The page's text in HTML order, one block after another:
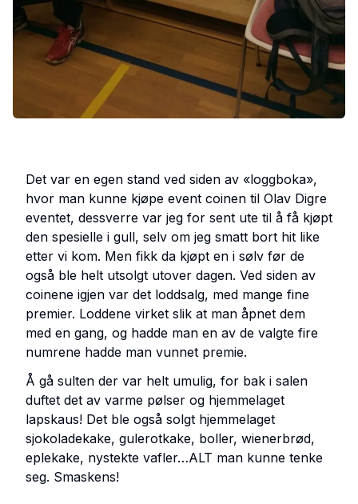
Det var en egen stand ved siden av «loggboka»,
hvor man kunne kjøpe event coinen til Olav Digre
eventet, dessverre var jeg for sent ute til å få kjøpt
den spesielle i gull, selv om jeg smatt bort hit like
etter vi kom. Men fikk da kjøpt en i sølv før de
også ble helt utsolgt utover dagen. Ved siden av
coinene igjen var det loddsalg, med mange fine
premier. Loddene virket slik at man åpnet dem
med en gang, og hadde man en av de valgte fire
numrene hadde man vunnet premie.
Å gå sulten der var helt umulig, for bak i salen
duftet det av varme pølser og hjemmelaget
lapskaus! Det ble også solgt hjemmelaget
sjokoladekake, gulerotkake, boller, wienerbrød,
eplekake, nystekte vafler…ALT man kunne tenke
seg. Smaskens!